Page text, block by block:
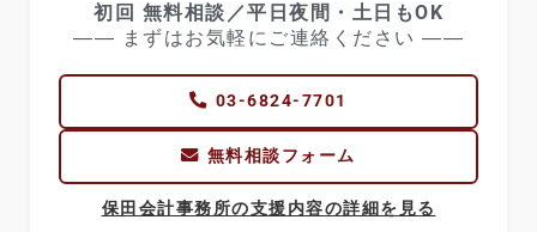
初回 無料相談／平日夜間・土日もOK
―― まずはお気軽にご連絡ください ――
03-6824-7701
無料相談フォーム
保田会計事務所の支援内容の詳細を見る